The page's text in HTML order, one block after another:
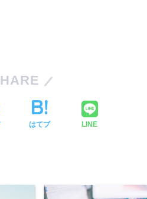
はてブ LINE